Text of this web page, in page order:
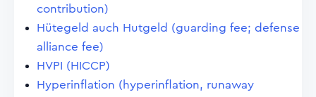
contribution)
Hütegeld auch Hutgeld (guarding fee; defense
alliance fee)
HVPI (HICCP)
Hyperinflation (hyperinflation, runaway